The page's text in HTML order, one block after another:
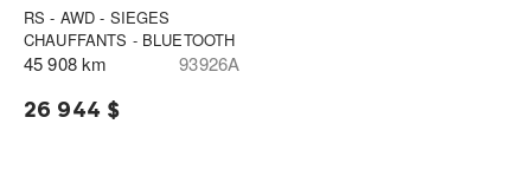
RS - AWD - SIEGES
CHAUFFANTS - BLUETOOTH
45 908 km 93926A
26 944 $